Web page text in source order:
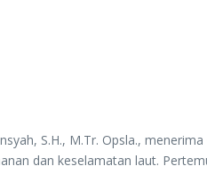
S.H., M.Tr. Opsla.,
dan keselamatan laut.